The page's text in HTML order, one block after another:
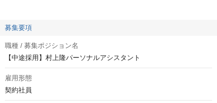
募集要項
職種 / 募集ポジション名
【中途採用】村上隆パーソナルアシスタント
雇用形態
契約社員